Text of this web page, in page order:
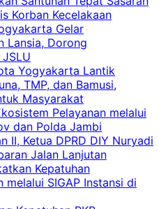
Korban Kecelakaan
Gelar
Lansia, Dorong
Yogyakarta Lantik
TMP, dan Bamusi,
Masyarakat
Pelayanan melalui
dan Polda Jambi
II, Ketua DPRD DIY Nuryadi
Jalan Lanjutan
Kepatuhan
melalui SIGAP Instansi di